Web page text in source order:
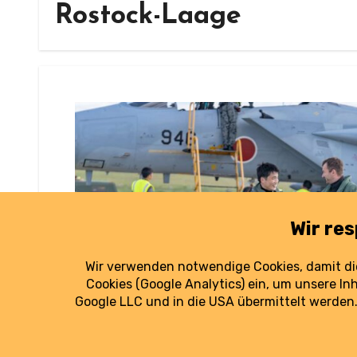
Rostock-Laage